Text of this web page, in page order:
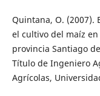
Quintana, O. (2007).
el cultivo del maíz
provincia Santiago
Título de Ingeniero
Agrícolas,